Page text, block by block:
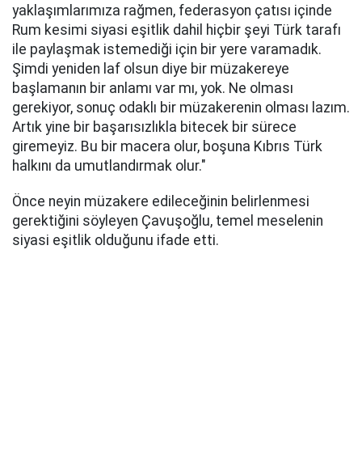
yaklaşımlarımıza rağmen, federasyon çatısı içinde
Rum kesimi siyasi eşitlik dahil hiçbir şeyi Türk tarafı
ile paylaşmak istemediği için bir yere varamadık.
Şimdi yeniden laf olsun diye bir müzakereye
başlamanın bir anlamı var mı, yok. Ne olması
gerekiyor, sonuç odaklı bir müzakerenin olması lazım.
Artık yine bir başarısızlıkla bitecek bir sürece
giremeyiz. Bu bir macera olur, boşuna Kıbrıs Türk
halkını da umutlandırmak olur."
Önce neyin müzakere edileceğinin belirlenmesi
gerektiğini söyleyen Çavuşoğlu, temel meselenin
siyasi eşitlik olduğunu ifade etti.